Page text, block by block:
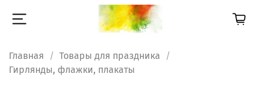
Главная
Товары для праздника
Гирлянды, флажки, плакаты